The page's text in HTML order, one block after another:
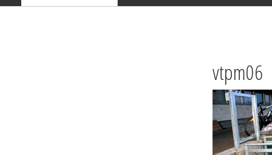
vtpm06